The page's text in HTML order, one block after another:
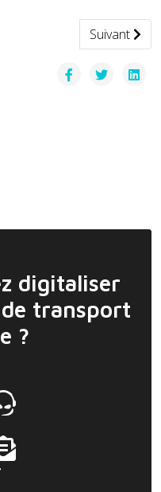
se lancent dans les moto-
Article
Suivant
digitaliser
transport
?